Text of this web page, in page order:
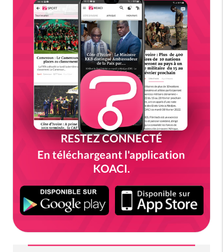
RESTEZ CONNECTÉ
En téléchargeant l'application
KOACI.